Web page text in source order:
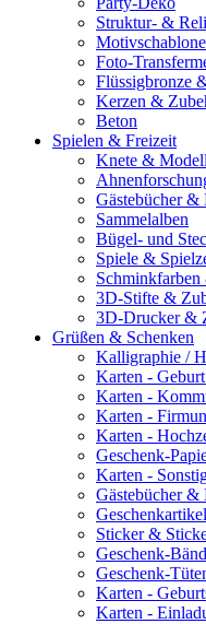
Struktur- &
Foto-
Flüssigbronze
Kerzen &
Beton
Spielen & Freizeit
Knete &
Gästebücher &
Sammelalben
Bügel- und
Spiele &
3D-Stifte &
3D-Drucker &
Grüßen & Schenken
Kalligraphie /
Karten -
Karten -
Karten -
Karten -
Geschenk-
Karten -
Gästebücher &
Geschenkartikel
Sticker &
Geschenk-
Geschenk-
Karten -
Karten -